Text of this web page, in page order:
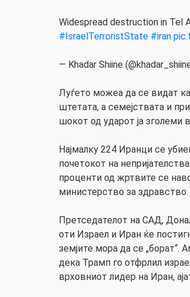
Widespread destruction in Tel
#IsraelTerroristState #iran
— Khadar Shiine
Луѓето можеа да се видат
штетата, а семејствата и
шокот од ударот ја зголеми
Најмалку 224 Иранци се
почетокот на
проценти од жртвите се
министерство за здравство.
Претседателот на САД,
оти Израел и Иран ќе
земјите мора да се „борат“.
дека Трамп го отфрлил
врховниот лидер на Иран,